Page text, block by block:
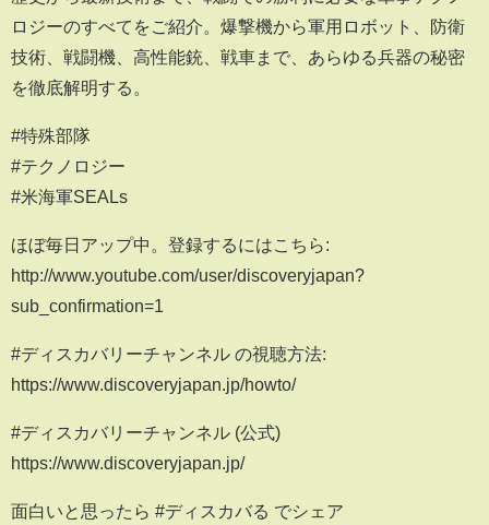
ロジーのすべてをご紹介。爆撃機から軍用ロボット、防衛
技術、戦闘機、高性能銃、戦車まで、あらゆる兵器の秘密
を徹底解明する。
#特殊部隊
#テクノロジー
#米海軍SEALs
ほぼ毎日アップ中。登録するにはこちら:
http://www.youtube.com/user/discoveryjapan?
sub_confirmation=1
#ディスカバリーチャンネル の視聴方法:
https://www.discoveryjapan.jp/howto/
#ディスカバリーチャンネル (公式)
https://www.discoveryjapan.jp/
面白いと思ったら #ディスカバる でシェア